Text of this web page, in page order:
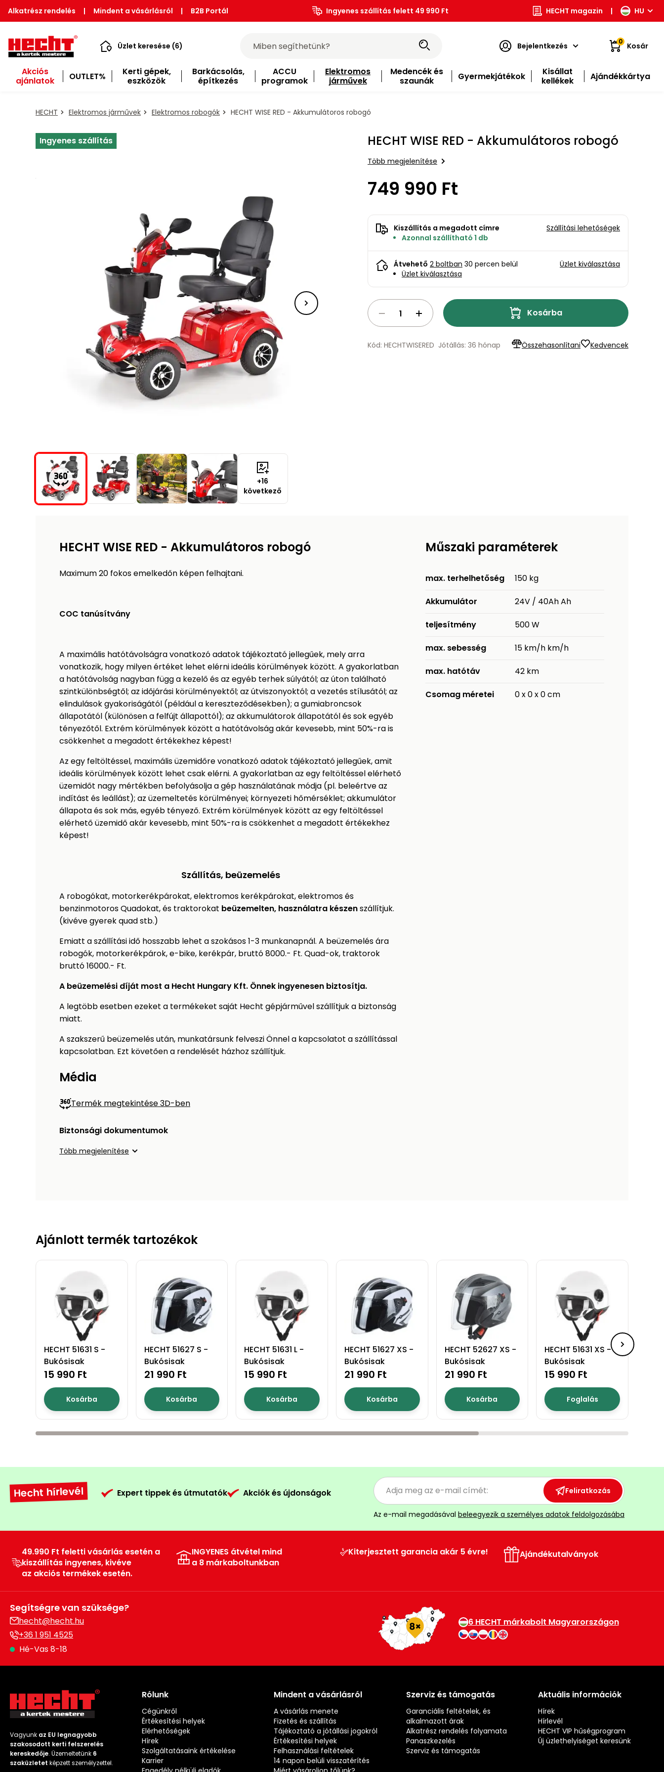
Alkatrész rendelés | Mindent a vásárlásról | B2B Portál Ingyenes szállítás felett 49 990 Ft HECHT magazin | HU
Üzlet keresése (6) Bejelentkezés 0 Kosár
Akciós
ajánlatok
OUTLET%
Kerti gépek,
eszközök
Barkácsolás,
építkezés
ACCU
programok
Elektromos
járművek
Medencék és
szaunák
Gyermekjátékok
Kisállat
kellékek
Ajándékkártya
HECHT Elektromos járművek Elektromos robogók HECHT WISE RED - Akkumulátoros robogó
Ingyenes szállítás
+16
következő
HECHT WISE RED - Akkumulátoros robogó
Több megjelenítése
749 990 Ft
Kiszállítás a megadott címre
Azonnal szállítható 1 db
Szállítási lehetőségek
Átvehető 2 boltban 30 percen belül
Üzlet kiválasztása
Üzlet kiválasztása
Kosárba
Összehasonlítani Kedvencek
Kód: HECHTWISERED Jótállás: 36 hónap
HECHT WISE RED - Akkumulátoros robogó
Maximum 20 fokos emelkedőn képen felhajtani.
COC tanúsítvány
A maximális hatótávolságra vonatkozó adatok tájékoztató jellegűek, mely arra
vonatkozik, hogy milyen értéket lehet elérni ideális körülmények között. A gyakorlatban
a hatótávolság nagyban függ a kezelő és az egyéb terhek súlyától; az úton található
szintkülönbségtől; az időjárási körülményektől; az útviszonyoktól; a vezetés stílusától; az
elindulások gyakoriságától (például a kereszteződésekben); a gumiabroncsok
állapotától (különösen a felfújt állapottól); az akkumulátorok állapotától és sok egyéb
tényezőtől. Extrém körülmények között a hatótávolság akár kevesebb, mint 50%-ra is
csökkenhet a megadott értékekhez képest!
Az egy feltöltéssel, maximális üzemidőre vonatkozó adatok tájékoztató jellegűek, amit
ideális körülmények között lehet csak elérni. A gyakorlatban az egy feltöltéssel elérhető
üzemidőt nagy mértékben befolyásolja a gép használatának módja (pl. beleértve az
indítást és leállást); az üzemeltetés körülményei; környezeti hőmérséklet; akkumulátor
állapota és sok más, egyéb tényező. Extrém körülmények között az egy feltöltéssel
elérhető üzemidő akár kevesebb, mint 50%-ra is csökkenhet a megadott értékekhez
képest!
Szállítás, beüzemelés
A robogókat, motorkerékpárokat, elektromos kerékpárokat, elektromos és
benzinmotoros Quadokat, és traktorokat beüzemelten, használatra készenszállítjuk.
(kivéve gyerek quad stb.)
Emiatt a szállítási idő hosszabb lehet a szokásos 1-3 munkanapnál. A beüzemelés ára
robogók, motorkerékpárok, e-bike, kerékpár, bruttó 8000.- Ft. Quad-ok, traktorok
bruttó 16000.- Ft.
A beüzemelési díját most a Hecht Hungary Kft. Önnek ingyenesen biztosítja.
A legtöbb esetben ezeket a termékeket saját Hecht gépjárművel szállítjuk a biztonság
miatt.
A szakszerű beüzemelés után, munkatársunk felveszi Önnel a kapcsolatot a szállítással
kapcsolatban. Ezt követően a rendelését házhoz szállítjuk.
Média
Termék megtekintése 3D-ben
Biztonsági dokumentumok
Több megjelenítése
Műszaki paraméterek
max. terhelhetőség 150 kg
Akkumulátor 24V / 40Ah Ah
teljesítmény 500 W
max. sebesség 15 km/h km/h
max. hatótáv 42 km
Csomag méretei 0 x 0 x 0 cm
Ajánlott termék tartozékok
HECHT 51631 S -
Bukósisak
15 990 Ft
Kosárba
HECHT 51627 S -
Bukósisak
21 990 Ft
Kosárba
HECHT 51631 L -
Bukósisak
15 990 Ft
Kosárba
HECHT 51627 XS -
Bukósisak
21 990 Ft
Kosárba
HECHT 52627 XS -
Bukósisak
21 990 Ft
Kosárba
HECHT 51631 XS -
Bukósisak
15 990 Ft
Foglalás
Hecht hírlevél Expert tippek és útmutatók Akciók és újdonságok Feliratkozás
Az e-mail megadásával beleegyezik a személyes adatok feldolgozásába
49.990 Ft feletti vásárlás esetén a
kiszállítás ingyenes, kivéve
az akciós termékek esetén.
INGYENES átvétel mind
a 8 márkaboltunkban
Kiterjesztett garancia akár 5 évre! Ajándékutalványok
Segítségre van szüksége?
hecht@hecht.hu
+36 1 951 4525
Hé-Vas 8-18
6 HECHT márkabolt Magyarországon
Vagyunk az EU legnagyobb
szakosodott kerti felszerelés
kereskedője. Üzemeltetünk 6
szaküzletet képzett személyzettel.
Rólunk
Cégünkről
Értékesítési helyek
Elérhetőségek
Hírek
Szolgáltatásaink értékelése
Karrier
Mindent a vásárlásról
A vásárlás menete
Fizetés és szállítás
Tájékoztató a jótállási jogokról
Értékesítési helyek
Felhasználási feltételek
14 napon belüli visszatérítés
Szerviz és támogatás
Garanciális feltételek, és
alkalmazott árak
Alkatrész rendelés folyamata
Panaszkezelés
Szerviz és támogatás
Aktuális információk
Hírek
Hírlevél
HECHT VIP hűségprogram
Új üzlethelyiséget keresünk